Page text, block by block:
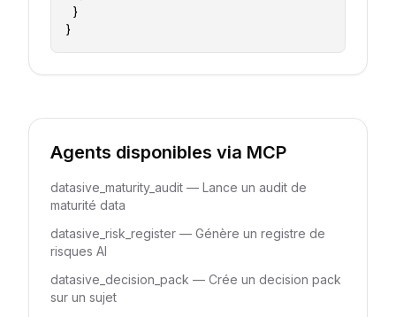
  }
}
Agents disponibles via MCP
datasive_maturity_audit — Lance un audit de
maturité data
datasive_risk_register — Génère un registre de
risques AI
datasive_decision_pack — Crée un decision pack
sur un sujet